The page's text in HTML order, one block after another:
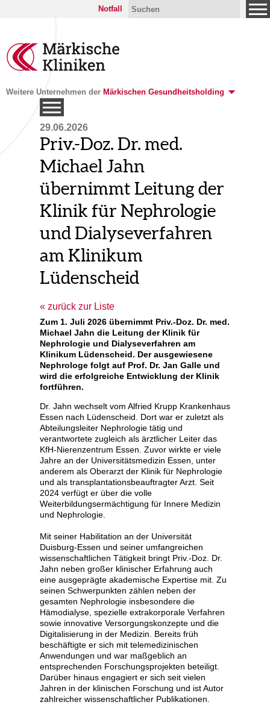
Notfall
Weitere Unternehmen der Märkischen Gesundheitsholding
29.06.2026
Priv.-Doz. Dr. med.
Michael Jahn
übernimmt Leitung der
Klinik für Nephrologie
und Dialyseverfahren
am Klinikum
Lüdenscheid
zurück zur Liste
Zum 1. Juli 2026 übernimmt Priv.-Doz. Dr. med.
Michael Jahn die Leitung der Klinik für
Nephrologie und Dialyseverfahren am
Klinikum Lüdenscheid. Der ausgewiesene
Nephrologe folgt auf Prof. Dr. Jan Galle und
wird die erfolgreiche Entwicklung der Klinik
fortführen.
Dr. Jahn wechselt vom Alfried Krupp Krankenhaus
Essen nach Lüdenscheid. Dort war er zuletzt als
Abteilungsleiter Nephrologie tätig und
verantwortete zugleich als ärztlicher Leiter das
KfH-Nierenzentrum Essen. Zuvor wirkte er viele
Jahre an der Universitätsmedizin Essen, unter
anderem als Oberarzt der Klinik für Nephrologie
und als transplantationsbeauftragter Arzt. Seit
2024 verfügt er über die volle
Weiterbildungsermächtigung für Innere Medizin
und Nephrologie.
Mit seiner Habilitation an der Universität
Duisburg-Essen und seiner umfangreichen
wissenschaftlichen Tätigkeit bringt Priv.-Doz. Dr.
Jahn neben großer klinischer Erfahrung auch
eine ausgeprägte akademische Expertise mit. Zu
seinen Schwerpunkten zählen neben der
gesamten Nephrologie insbesondere die
Hämodialyse, spezielle extrakorporale Verfahren
sowie innovative Versorgungskonzepte und die
Digitalisierung in der Medizin. Bereits früh
beschäftigte er sich mit telemedizinischen
Anwendungen und war maßgeblich an
entsprechenden Forschungsprojekten beteiligt.
Darüber hinaus engagiert er sich seit vielen
Jahren in der klinischen Forschung und ist Autor
zahlreicher wissenschaftlicher Publikationen.